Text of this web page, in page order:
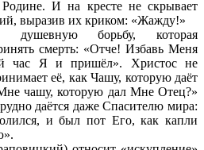
И на кресте не скрывает
выразив их криком: «Жажду!»
душевную борьбу, которая
смерть: «Отче! Избавь Меня
час Я и пришёл». Христос не
её, как Чашу, которую даёт
чашу, которую дал Мне Отец?»
даётся даже Спасителю мира:
и был пот Его, как капли